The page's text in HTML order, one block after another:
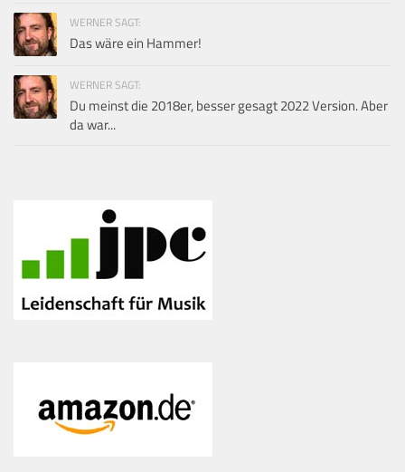
WERNER SAGT:
Das wäre ein Hammer!
WERNER SAGT:
Du meinst die 2018er, besser gesagt 2022 Version. Aber
da war...